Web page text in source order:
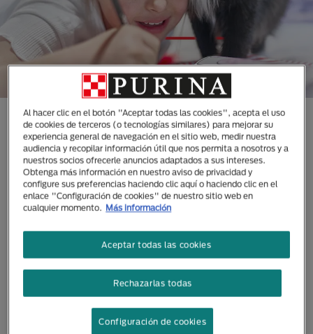
CONOCE TODAS NUESTRAS
MARCAS DISEÑADAS
ESPECIALMENTE PARA LAS
NECESIDADES DE TUS
MASCOTAS
Al hacer clic en el botón "Aceptar todas las cookies", acepta el uso
de cookies de terceros (o tecnologías similares) para mejorar su
experiencia general de navegación en el sitio web, medir nuestra
audiencia y recopilar información útil que nos permita a nosotros y a
nuestros socios ofrecerle anuncios adaptados a sus intereses.
Obtenga más información en nuestro aviso de privacidad y
configure sus preferencias haciendo clic aquí o haciendo clic en el
enlace "Configuración de cookies" de nuestro sitio web en
cualquier momento.
Más información
Rechazarlas todas
Aceptar todas las cookies
Configuración de cookies